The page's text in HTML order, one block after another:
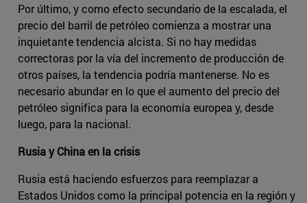
Por último, y como efecto secundario de la escalada, el
precio del barril de petróleo comienza a mostrar una
inquietante tendencia alcista. Si no hay medidas
correctoras por la vía del incremento de producción de
otros países, la tendencia podría mantenerse. No es
necesario abundar en lo que el aumento del precio del
petróleo significa para la economía europea y, desde
luego, para la nacional.
Rusia y China en la crisis
Rusia está haciendo esfuerzos para reemplazar a
Estados Unidos como la principal potencia en la región y